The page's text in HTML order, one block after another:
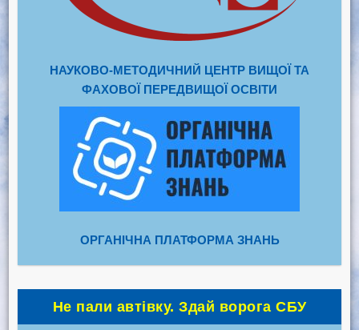
НАУКОВО-МЕТОДИЧНИЙ ЦЕНТР ВИЩОЇ ТА
ФАХОВОЇ ПЕРЕДВИЩОЇ ОСВІТИ
ОРГАНІЧНА ПЛАТФОРМА ЗНАНЬ
Не пали автівку. Здай ворога СБУ